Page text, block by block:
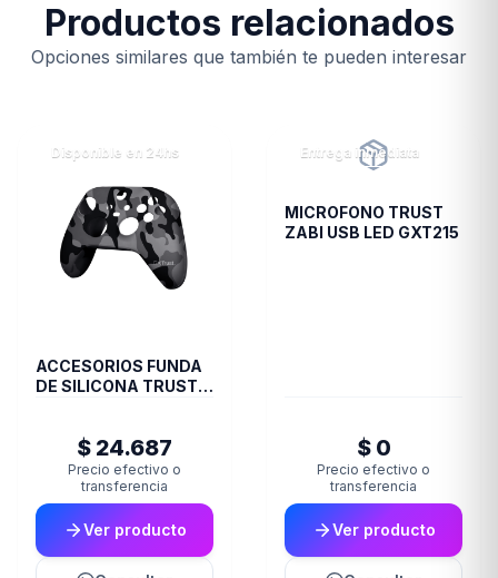
Productos relacionados
Opciones similares que también te pueden interesar
Disponible en 24hs
ACCESORIOS FUNDA
DE SILICONA TRUST
$ 24.687
Precio efectivo o
transferencia
Ver producto
Entrega inmediata
MICROFONO TRUST
ZABI USB LED GXT215
$ 0
Precio efectivo o
transferencia
Ver producto